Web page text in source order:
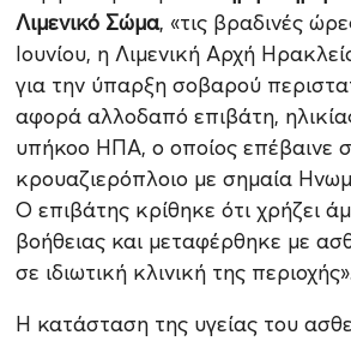
Λιμενικό Σώμα, «τις βραδινές
Ιουνίου, η Λιμενική Αρχή
για την ύπαρξη σοβαρού
αφορά αλλοδαπό επιβάτη,
υπήκοο ΗΠΑ, ο οποίος επέβαινε
κρουαζιερόπλοιο με σημαία
Ο επιβάτης κρίθηκε ότι χρήζει
βοήθειας και μεταφέρθηκε με
σε ιδιωτική κλινική της περιοχής».
Η κατάσταση της υγείας του